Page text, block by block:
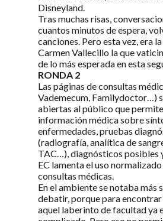
Disneyland.
Tras muchas risas,
cuantos minutos de espera,
canciones. Pero esta vez, era
Carmen Vallecillo la que
de lo más esperada en esta
RONDA 2
Las páginas de consultas
Vademecum, Familydoctor…)
abiertas al público que
información médica sobre
enfermedades, pruebas
(radiografía, analítica de
TAC…), diagnósticos posibles
EC lamenta el uso
consultas médicas.
En el ambiente se notaba más
debatir, porque para encontrar
aquel laberinto de facultad ya